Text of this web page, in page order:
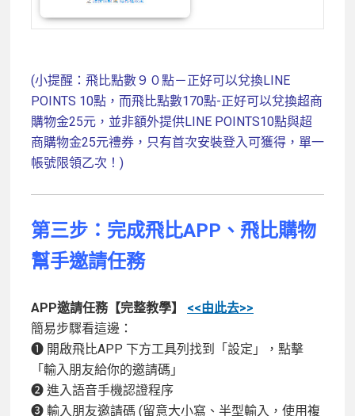
(小提醒：飛比點數９０點－正好可以兌換LINE
POINTS 10點，而飛比點數170點-正好可以兌換超商
購物金25元，並非額外提供LINE POINTS10點與超
商購物金25元禮券， 只有首次安裝登入可獲得，單一
帳號限領乙次！)
第三步：完成飛比APP、飛比購物
幫手邀請任務
APP邀請任務【完整教學】 <<由此去>>
簡易步驟看這邊：
❶ 開啟飛比APP 下方工具列找到「設定」，點擊
「輸入朋友給你的邀請碼」
❷ 進入語音手機認證程序
❸ 輸入朋友邀請碼 (留意大小寫、半型輸入，使用複